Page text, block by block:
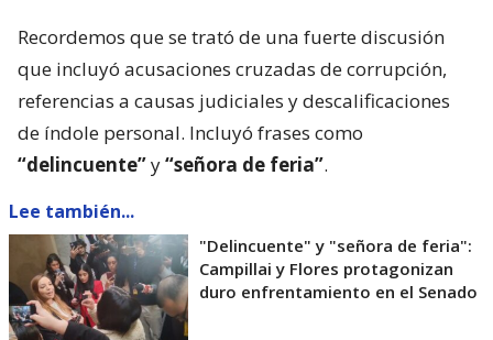
Recordemos que se trató de una fuerte discusión
que incluyó acusaciones cruzadas de corrupción,
referencias a causas judiciales y descalificaciones
de índole personal. Incluyó frases como
“delincuente”y“señora de feria”.
Lee también...
"Delincuente" y "señora de feria":
Campillai y Flores protagonizan
duro enfrentamiento en el Senado